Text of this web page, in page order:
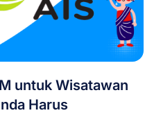
untuk Wisatawan
Harus